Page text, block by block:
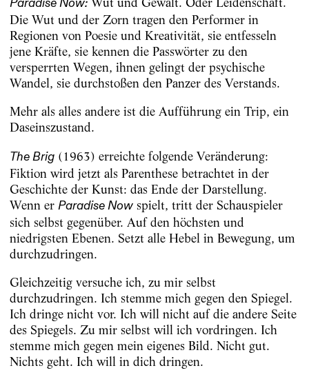
Paradise Now:
Die Wut und der Zorn tragen den Performer in
Regionen von Poesie und Kreativität, sie entfesseln
jene Kräfte, sie kennen die Passwörter zu den
versperrten Wegen, ihnen gelingt der psychische
Wandel, sie durchstoßen den Panzer des Verstands.
Mehr als alles andere ist die Aufführung ein Trip, ein
Daseinszustand.
The Brig(1963) erreichte folgende Veränderung:
Fiktion wird jetzt als Parenthese betrachtet in der
Geschichte der Kunst: das Ende der Darstellung.
Wenn er Paradise Nowspielt, tritt der Schauspieler
sich selbst gegenüber. Auf den höchsten und
niedrigsten Ebenen. Setzt alle Hebel in Bewegung, um
durchzudringen.
Gleichzeitig versuche ich, zu mir selbst
durchzudringen. Ich stemme mich gegen den Spiegel.
Ich dringe nicht vor. Ich will nicht auf die andere Seite
des Spiegels. Zu mir selbst will ich vordringen. Ich
stemme mich gegen mein eigenes Bild. Nicht gut.
Nichts geht. Ich will in dich dringen.